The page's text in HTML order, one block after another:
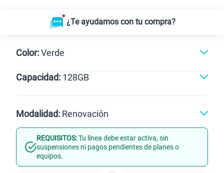
¿Te ayudamos con tu compra?
Color:Verde
Verde
Capacidad: 128GB
128GB
Modalidad: Renovación
Línea Nueva Portabilidad
REQUISITOS:Tu línea debe estar activa, sin
suspensiones ni pagos pendientes de planes o
equipos.